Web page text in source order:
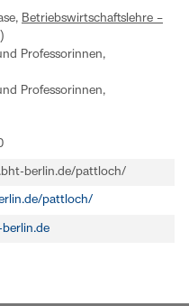
Betriebswirtschaftslehre –
Professorinnen,
Professorinnen,
berlin.de/pattloch/
pattloch/